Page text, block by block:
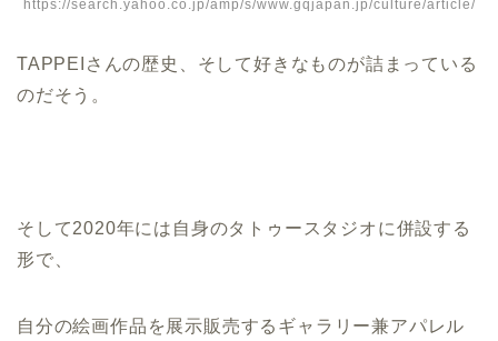
https://search.yahoo.co.jp/amp/s/www.gqjapan.jp/culture/article/
TAPPEIさんの歴史、そして好きなものが詰まっている
のだそう。
そして2020年には自身のタトゥースタジオに併設する
形で、
自分の絵画作品を展示販売するギャラリー兼アパレル